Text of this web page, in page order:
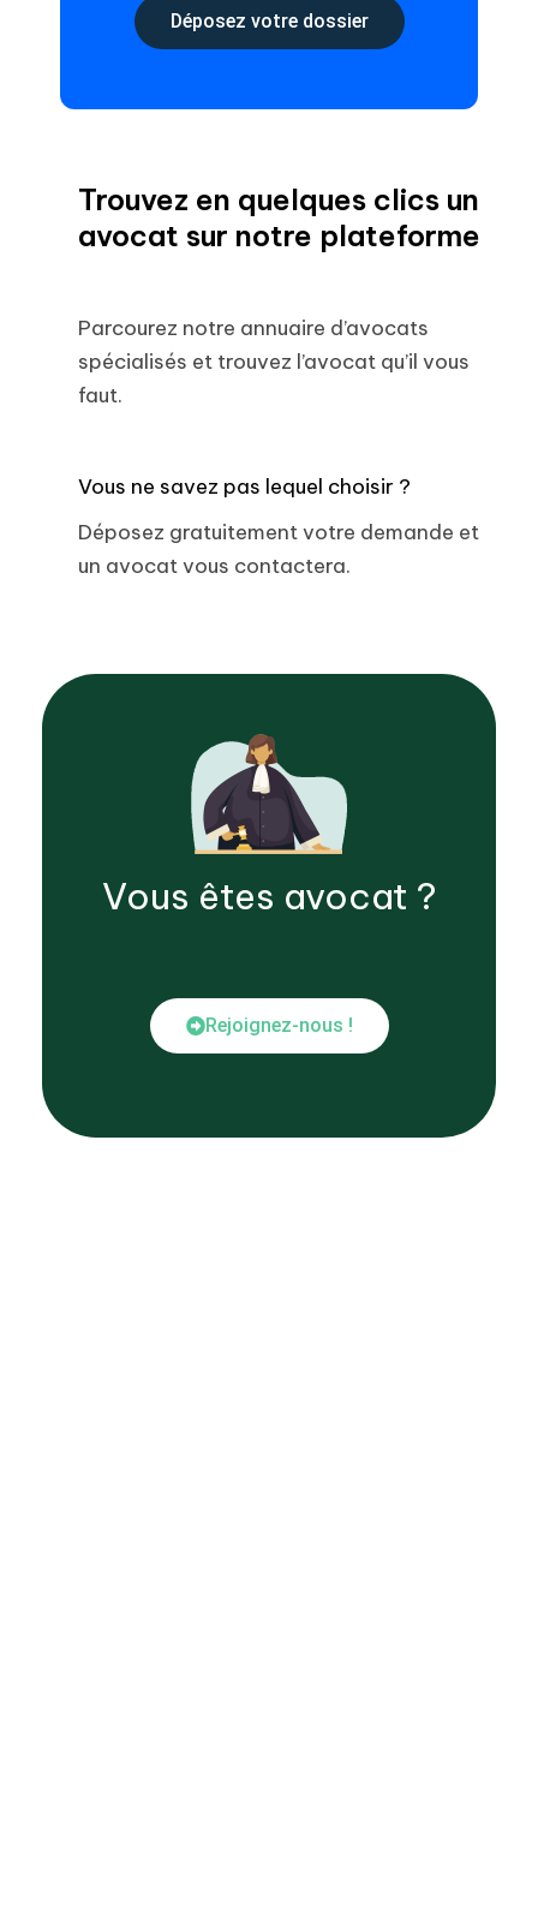
Déposez votre dossier
Trouvez en quelques clics un
avocat sur notre plateforme
Parcourez notre annuaire d’avocats
spécialisés et trouvez l’avocat qu’il vous
faut.
Vous ne savez pas lequel choisir ?
Déposez gratuitement votre demande et
un avocat vous contactera.
Vous êtes avocat ?
Rejoignez-nous !